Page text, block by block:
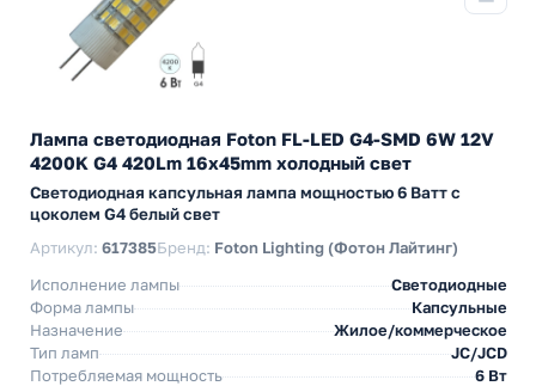
Лампа светодиодная Foton FL-LED G4-SMD 6W 12V
4200K G4 420Lm 16x45mm холодный свет
Светодиодная капсульная лампа мощностью 6 Ватт с
цоколем G4 белый свет
Артикул: 617385Бренд: Foton Lighting (Фотон Лайтинг)
Исполнение лампы
Светодиодные
Форма лампы
Капсульные
Назначение
Жилое/коммерческое
Тип ламп
JC/JCD
Потребляемая мощность
6 Вт